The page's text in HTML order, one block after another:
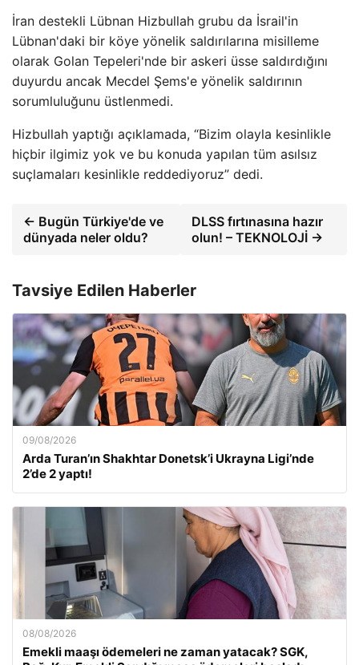
İran destekli Lübnan Hizbullah grubu da İsrail'in
Lübnan'daki bir köye yönelik saldırılarına misilleme
olarak Golan Tepeleri'nde bir askeri üsse saldırdığını
duyurdu ancak Mecdel Şems'e yönelik saldırının
sorumluluğunu üstlenmedi.
Hizbullah yaptığı açıklamada, “Bizim olayla kesinlikle
hiçbir ilgimiz yok ve bu konuda yapılan tüm asılsız
suçlamaları kesinlikle reddediyoruz” dedi.
← Bugün Türkiye'de ve
dünyada neler oldu?
DLSS fırtınasına hazır
olun! – TEKNOLOJİ →
Tavsiye Edilen Haberler
09/08/2026
Arda Turan’ın Shakhtar Donetsk’i Ukrayna Ligi’nde
2’de 2 yaptı!
08/08/2026
Emekli maaşı ödemeleri ne zaman yatacak? SGK,